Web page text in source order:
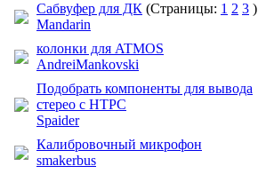
Сабвуфер для ДК (Страницы: 1 2 3 )
Mandarin
колонки для ATMOS
AndreiMankovski
Подобрать компоненты для вывода
стерео с HTPC
Spaider
Калибровочный микрофон
smakerbus